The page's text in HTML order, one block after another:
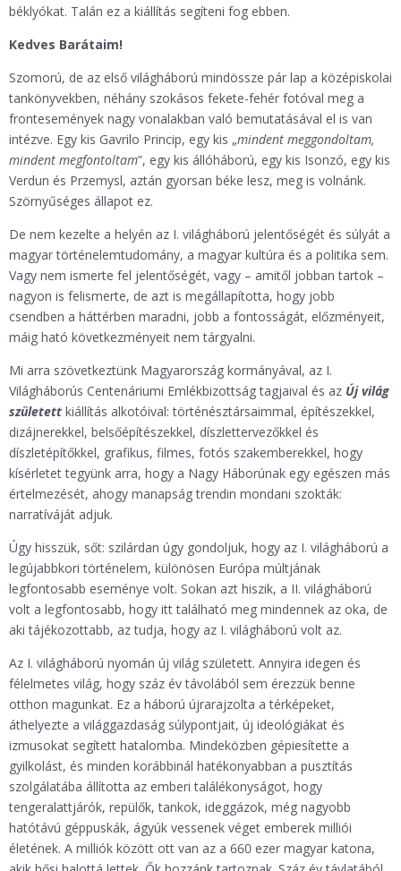
béklyókat. Talán ez a kiállítás segíteni fog ebben.
Kedves Barátaim!
Szomorú, de az első világháború mindössze pár lap a középiskolai
tankönyvekben, néhány szokásos fekete-fehér fotóval meg a
frontesemények nagy vonalakban való bemutatásával el is van
intézve. Egy kis Gavrilo Princip, egy kis „mindent meggondoltam,
mindent megfontoltam”, egy kis állóháború, egy kis Isonzó, egy kis
Verdun és Przemysl, aztán gyorsan béke lesz, meg is volnánk.
Szörnyűséges állapot ez.
De nem kezelte a helyén az I. világháború jelentőségét és súlyát a
magyar történelemtudomány, a magyar kultúra és a politika sem.
Vagy nem ismerte fel jelentőségét, vagy – amitől jobban tartok –
nagyon is felismerte, de azt is megállapította, hogy jobb
csendben a háttérben maradni, jobb a fontosságát, előzményeit,
máig ható következményeit nem tárgyalni.
Mi arra szövetkeztünk Magyarország kormányával, az I.
Világháborús Centenáriumi Emlékbizottság tagjaival és az Új világ
született kiállítás alkotóival: történésztársaimmal, építészekkel,
dizájnerekkel, belsőépítészekkel, díszlettervezőkkel és
díszletépítőkkel, grafikus, filmes, fotós szakemberekkel, hogy
kísérletet tegyünk arra, hogy a Nagy Háborúnak egy egészen más
értelmezését, ahogy manapság trendin mondani szokták:
narratíváját adjuk.
Úgy hisszük, sőt: szilárdan úgy gondoljuk, hogy az I. világháború a
legújabbkori történelem, különösen Európa múltjának
legfontosabb eseménye volt. Sokan azt hiszik, a II. világháború
volt a legfontosabb, hogy itt található meg mindennek az oka, de
aki tájékozottabb, az tudja, hogy az I. világháború volt az.
Az I. világháború nyomán új világ született. Annyira idegen és
félelmetes világ, hogy száz év távolából sem érezzük benne
otthon magunkat. Ez a háború újrarajzolta a térképeket,
áthelyezte a világgazdaság súlypontjait, új ideológiákat és
izmusokat segített hatalomba. Mindeközben gépiesítette a
gyilkolást, és minden korábbinál hatékonyabban a pusztítás
szolgálatába állította az emberi találékonyságot, hogy
tengeralattjárók, repülők, tankok, ideggázok, még nagyobb
hatótávú géppuskák, ágyúk vessenek véget emberek milliói
életének. A milliók között ott van az a 660 ezer magyar katona,